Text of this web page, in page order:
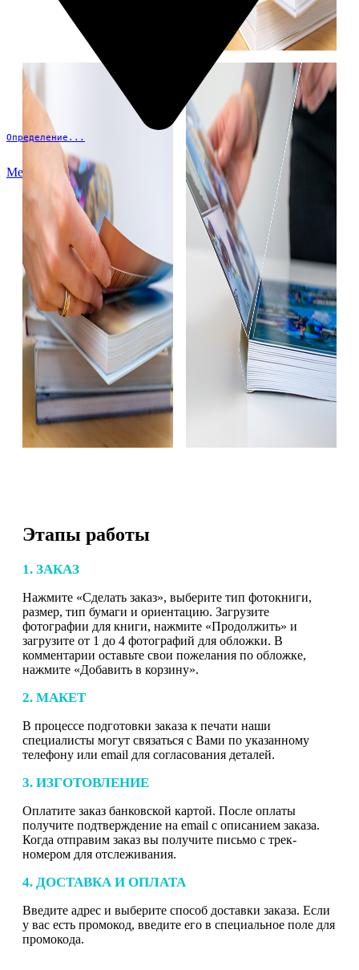
Определение...
Меню
Этапы работы
1. ЗАКАЗ
Нажмите «Сделать заказ», выберите тип фотокниги,
размер, тип бумаги и ориентацию. Загрузите
фотографии для книги, нажмите «Продолжить» и
загрузите от 1 до 4 фотографий для обложки. В
комментарии оставьте свои пожелания по обложке,
нажмите «Добавить в корзину».
2. МАКЕТ
В процессе подготовки заказа к печати наши
специалисты могут связаться с Вами по указанному
телефону или email для согласования деталей.
3. ИЗГОТОВЛЕНИЕ
Оплатите заказ банковской картой. После оплаты
получите подтверждение на email с описанием заказа.
Когда отправим заказ вы получите письмо с трек-
номером для отслеживания.
4. ДОСТАВКА И ОПЛАТА
Введите адрес и выберите способ доставки заказа. Если
у вас есть промокод, введите его в специальное поле для
промокода.